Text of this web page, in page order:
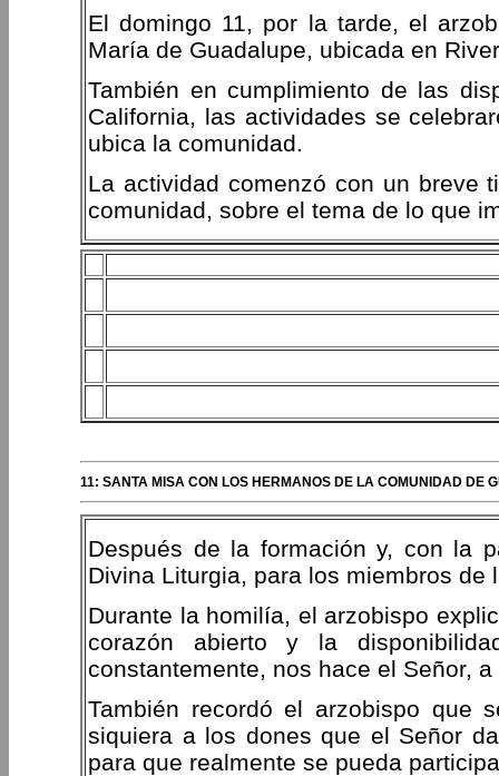
El domingo 11, por la tarde, el
María de Guadalupe, ubicada en
También en cumplimiento de las
California, las actividades se
ubica la comunidad.
La actividad comenzó con un breve
comunidad, sobre el tema de lo que
11: SANTA MISA CON LOS HERMANOS DE LA COMUNIDAD DE
Después de la formación y, con la
Divina Liturgia, para los miembros
Durante la homilía, el arzobispo
corazón abierto y la
constantemente, nos hace el Señor,
También recordó el arzobispo que
siquiera a los dones que el Señor
para que realmente se pueda